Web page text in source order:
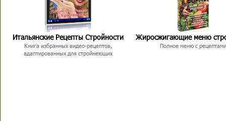
Итальянские Рецепты Стройности
Книга избранных видео-рецептов,
адаптированных для стройнеющих
Жиросжигающие меню
Полное меню с рецептами